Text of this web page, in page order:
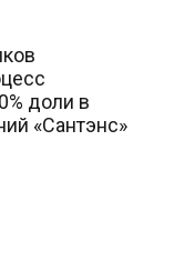
доли в
«Сантэнс»